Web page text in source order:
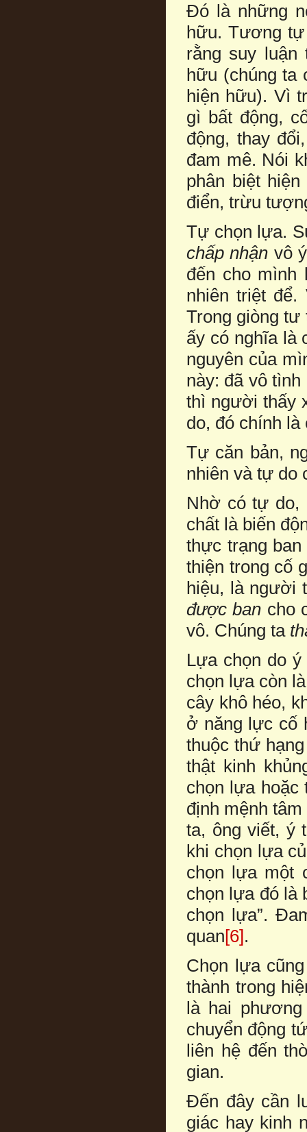
Đó là những
hữu. Tương tự
rằng suy
hữu (chúng ta
hiện hữu). Vì
gì bất động,
động, thay
đam mê. Nói
phân biệt
điển, trừu
Tự chọn lựa.
chấp nhận vô
đến cho
nhiên triệt
Trong giòng
ấy có nghĩa là
nguyên của
này: đã vô
thì người thấy
do, đó chính
Tự căn bản,
nhiên và tự do
Nhờ có tự do,
chất là biến
thực trạng
thiện trong cố
hiệu, là người
được ban cho
vô. Chúng ta
Lựa chọn do
chọn lựa còn
cây khô héo,
ở năng lực cố
thuộc thứ
thật kinh
chọn lựa
định mệnh
ta, ông viết, ý
khi chọn lựa
chọn lựa một
chọn lựa đó là
chọn lựa”.
quan[6].
Chọn lựa
thành trong
là hai phương
chuyển động
liên hệ đến
gian.
Đến đây cần
giác hay kinh